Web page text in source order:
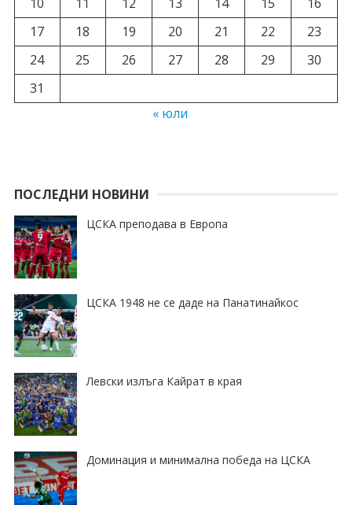
17
18 19 20 21 22
23
24
25 26 27 28 29
30
31
« юли
ПОСЛЕДНИ НОВИНИ
ЦСКА преподава в Европа
ЦСКА 1948 не се даде на Панатинайкос
Левски излъга Кайрат в края
Доминация и минимална победа на ЦСКА